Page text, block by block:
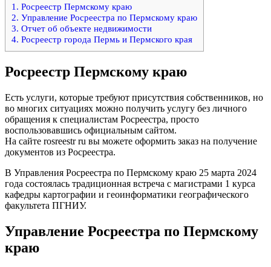
1. Росреестр Пермскому краю
2. Управление Росреестра по Пермскому краю
3. Отчет об объекте недвижимости
4. Росреестр города Пермь и Пермского края
Росреестр Пермскому краю
Есть услуги, которые требуют присутствия собственников, но
во многих ситуациях можно получить услугу без личного
обращения к специалистам Росреестра, просто
воспользовавшись официальным сайтом.
На сайте rosreestr ru вы можете оформить заказ на получение
документов из Росреестра.
В Управления Росреестра по Пермскому краю 25 марта 2024
года состоялась традиционная встреча с магистрами 1 курса
кафедры картографии и геоинформатики географического
факультета ПГНИУ.
Управление Росреестра по Пермскому
краю